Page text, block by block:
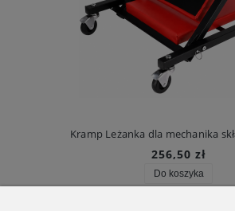
Kramp Leżanka dla mechanika
256,50 zł
Do koszyka